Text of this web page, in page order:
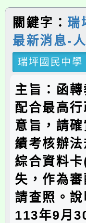
關鍵字： 瑞
最新消息-
瑞坪國民中學
主旨：函
配合最高
意旨，請
績考核辦
綜合資料
失，作為
請查照。
113年9月